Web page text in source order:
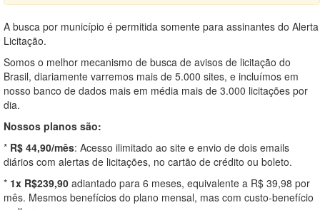
A busca por município é permitida somente para assinantes do Alerta
Licitação.
Somos o melhor mecanismo de busca de avisos de licitação do
Brasil, diariamente varremos mais de 5.000 sites, e incluímos em
nosso banco de dados mais em média mais de 3.000 licitações por
dia.
Nossos planos são:
* R$ 44,90/mês: Acesso ilimitado ao site e envio de dois emails
diários com alertas de licitações, no cartão de crédito ou boleto.
* 1x R$239,90 adiantado para 6 meses, equivalente a R$ 39,98 por
mês. Mesmos benefícios do plano mensal, mas com custo-benefício